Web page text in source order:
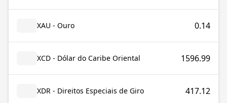
XAU - Ouro 0.14
XCD - Dólar do Caribe Oriental 1596.99
XDR - Direitos Especiais de Giro 417.12